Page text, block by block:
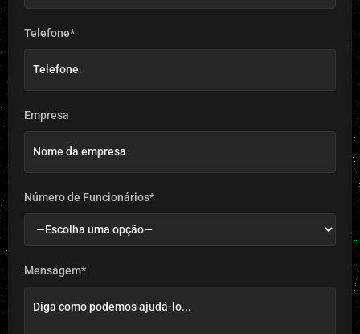
Telefone*
Empresa
Número de Funcionários*
Mensagem*